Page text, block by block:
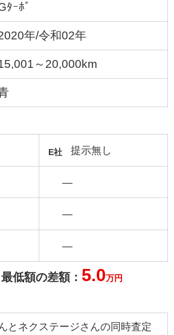
ﾀｰﾎﾞ
年/令和02年
～20,000km
E社 提示無し
―
―
―
低額の差額： 5.0万円
とネクステージさんの同時査定